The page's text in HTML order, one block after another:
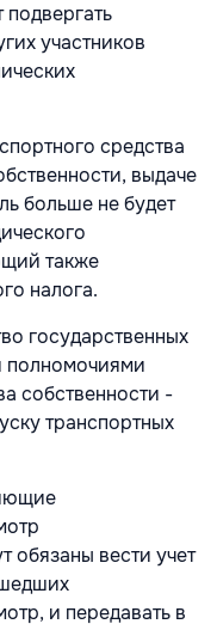
подвергать
участников
средства
выдаче
больше не будет
также
налога.
государственных
полномочиями
собственности -
транспортных
обязаны вести учет
и передавать в